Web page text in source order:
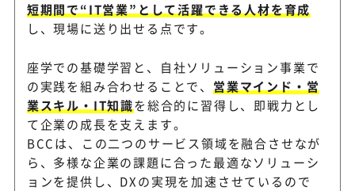
短期間で“IT営業”として活躍できる人材を育成
し、現場に送り出せる点です。
座学での基礎学習と、自社ソリューション事業で
の実践を組み合わせることで、 営業マインド・営
業スキル・IT知識を総合的に習得し、即戦力とし
て企業の成長を支えます。
BCCは、この二つのサービス領域を融合させなが
ら、多様な企業の課題に合った最適なソリューシ
ョンを提供し、DXの実現を加速させているので